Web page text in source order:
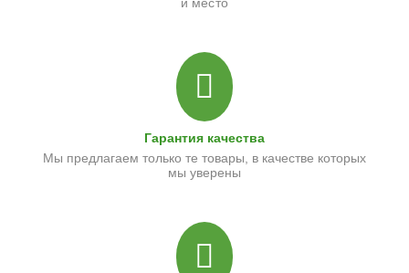
Гарантия качества
Мы предлагаем только те товары, в качестве которых
мы уверены